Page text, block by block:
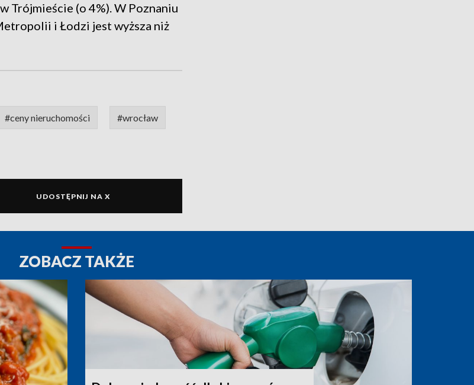
Trójmieście (o 4%). W Poznaniu
i Łodzi jest wyższa niż
#ceny nieruchomości #wrocław
UDOSTĘPNIJ NA X
ZOBACZ TAKŻE